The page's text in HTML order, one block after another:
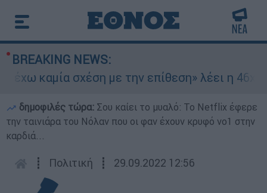
BREAKING NEWS:
καμία σχέση με την επίθεση» λέει η 46χρονη
δημοφιλές τώρα: Σου καίει το μυαλό: Το Netflix έφερε
την ταινιάρα του Νόλαν που οι φαν έχουν κρυφό νο1 στην
καρδιά...
┋ Πολιτική ┋ 29.09.2022 12:56